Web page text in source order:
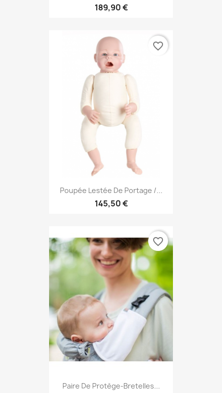
189,90 €
Poupée Lestée De Portage /...
145,50 €
favorite_border
Paire De Protège-Bretelles...
favorite_border